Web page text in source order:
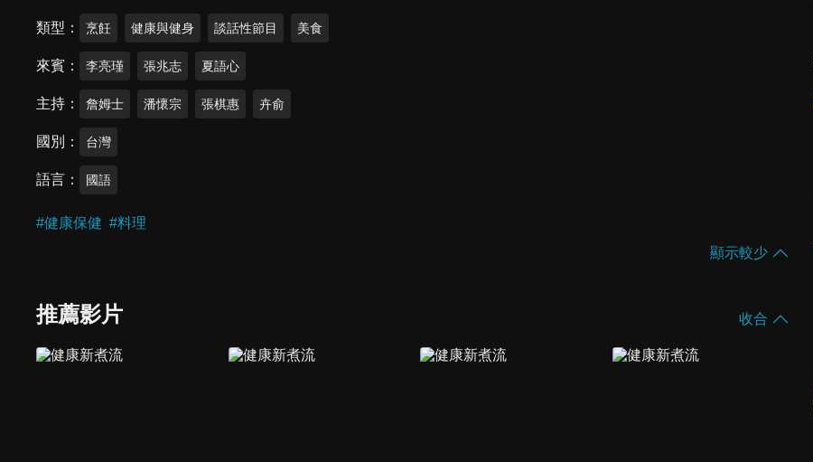
類型 烹飪 健康與健身 談話性節目 美食
來賓 李亮瑾 張兆志 夏語心
主持 詹姆士 潘懷宗 張棋惠 卉俞
國別 台灣
語言 國語
#健康保健 #料理
顯示較少
推薦影片 收合